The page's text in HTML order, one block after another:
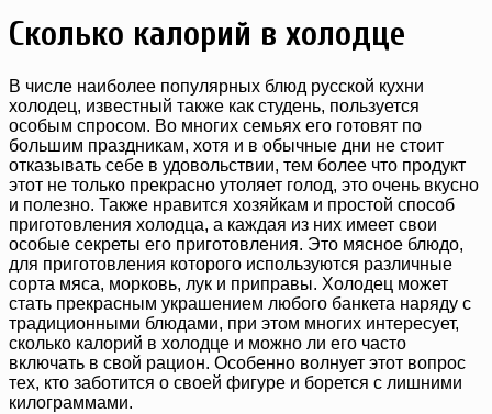
Сколько калорий в холодце
В числе наиболее популярных блюд русской кухни
холодец, известный также как студень, пользуется
особым спросом. Во многих семьях его готовят по
большим праздникам, хотя и в обычные дни не стоит
отказывать себе в удовольствии, тем более что продукт
этот не только прекрасно утоляет голод, это очень вкусно
и полезно. Также нравится хозяйкам и простой способ
приготовления холодца, а каждая из них имеет свои
особые секреты его приготовления. Это мясное блюдо,
для приготовления которого используются различные
сорта мяса, морковь, лук и приправы. Холодец может
стать прекрасным украшением любого банкета наряду с
традиционными блюдами, при этом многих интересует,
сколько калорий в холодце и можно ли его часто
включать в свой рацион. Особенно волнует этот вопрос
тех, кто заботится о своей фигуре и борется с лишними
килограммами.